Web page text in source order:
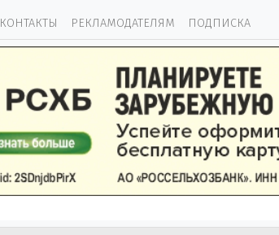
КОНТАКТЫ РЕКЛАМОДАТЕЛЯМ ПОДПИСКА